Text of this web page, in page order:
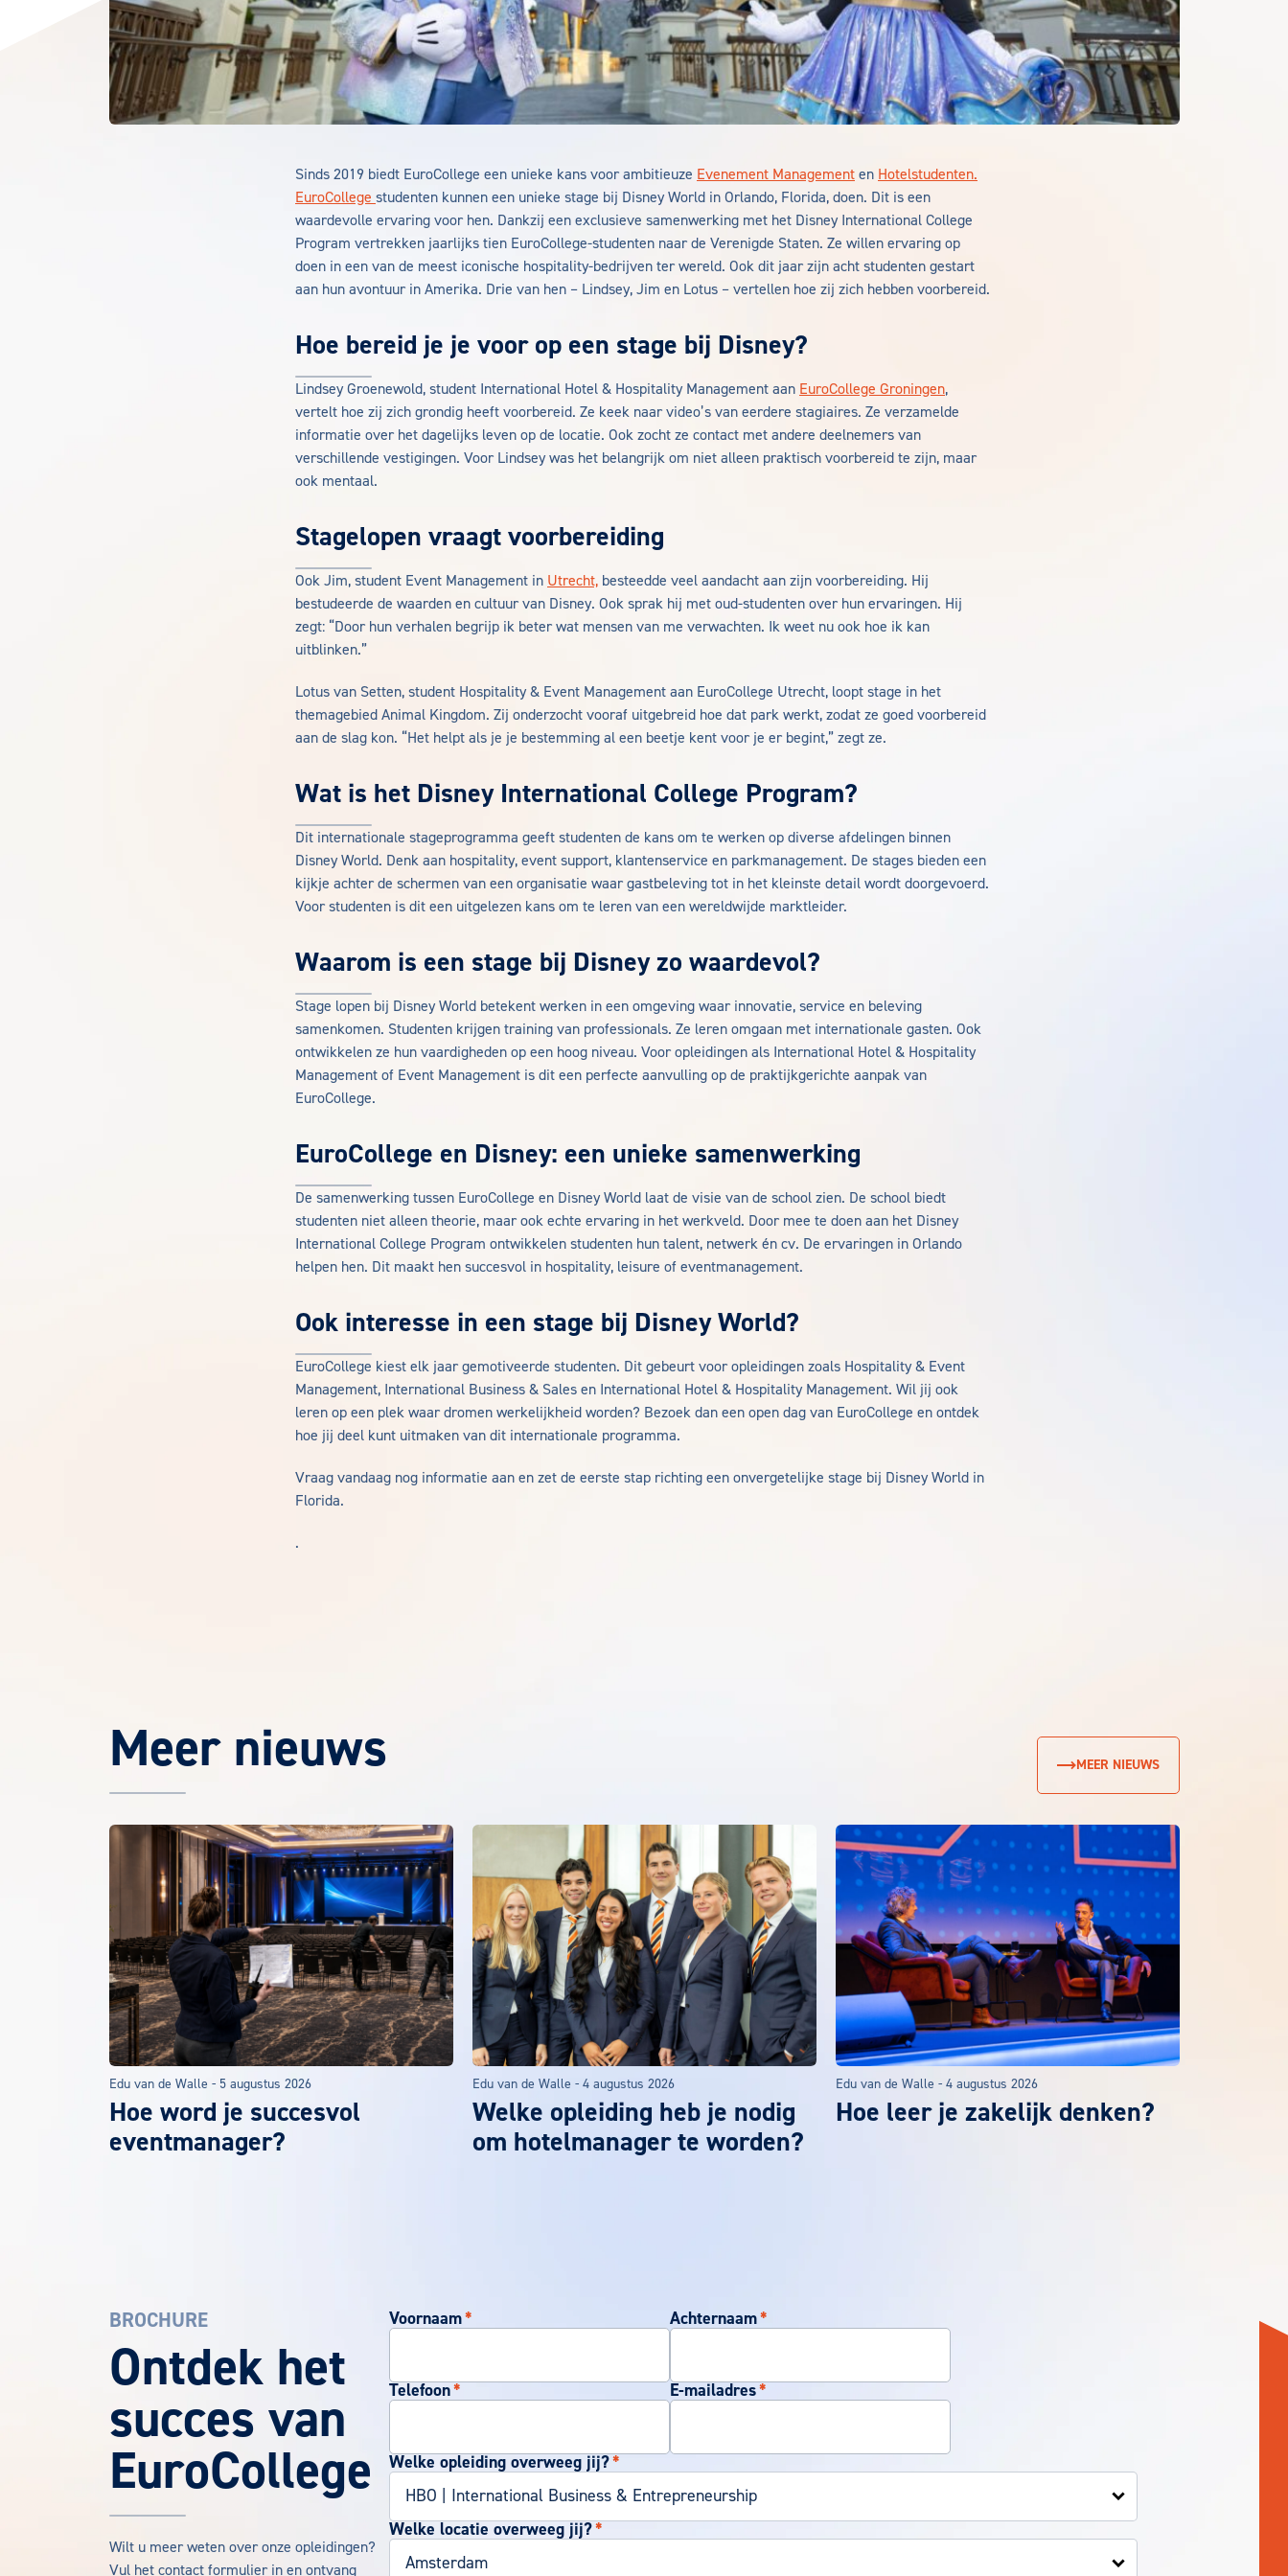
Sinds 2019 biedt EuroCollege een unieke kans voor ambitieuze Evenement Management en Hotelstudenten.
EuroCollege studenten kunnen een unieke stage bij Disney World in Orlando, Florida, doen. Dit is een
waardevolle ervaring voor hen. Dankzij een exclusieve samenwerking met het Disney International College
Program vertrekken jaarlijks tien EuroCollege-studenten naar de Verenigde Staten. Ze willen ervaring op
doen in een van de meest iconische hospitality-bedrijven ter wereld. Ook dit jaar zijn acht studenten gestart
aan hun avontuur in Amerika. Drie van hen – Lindsey, Jim en Lotus – vertellen hoe zij zich hebben voorbereid.
Hoe bereid je je voor op een stage bij Disney?
Lindsey Groenewold, student International Hotel & Hospitality Management aan EuroCollege Groningen,
vertelt hoe zij zich grondig heeft voorbereid. Ze keek naar video’s van eerdere stagiaires. Ze verzamelde
informatie over het dagelijks leven op de locatie. Ook zocht ze contact met andere deelnemers van
verschillende vestigingen. Voor Lindsey was het belangrijk om niet alleen praktisch voorbereid te zijn, maar
ook mentaal.
Stagelopen vraagt voorbereiding
Ook Jim, student Event Management in Utrecht, besteedde veel aandacht aan zijn voorbereiding. Hij
bestudeerde de waarden en cultuur van Disney. Ook sprak hij met oud-studenten over hun ervaringen. Hij
zegt: “Door hun verhalen begrijp ik beter wat mensen van me verwachten. Ik weet nu ook hoe ik kan
uitblinken.”
Lotus van Setten, student Hospitality & Event Management aan EuroCollege Utrecht, loopt stage in het
themagebied Animal Kingdom. Zij onderzocht vooraf uitgebreid hoe dat park werkt, zodat ze goed voorbereid
aan de slag kon. “Het helpt als je je bestemming al een beetje kent voor je er begint,” zegt ze.
Wat is het Disney International College Program?
Dit internationale stageprogramma geeft studenten de kans om te werken op diverse afdelingen binnen
Disney World. Denk aan hospitality, event support, klantenservice en parkmanagement. De stages bieden een
kijkje achter de schermen van een organisatie waar gastbeleving tot in het kleinste detail wordt doorgevoerd.
Voor studenten is dit een uitgelezen kans om te leren van een wereldwijde marktleider.
Waarom is een stage bij Disney zo waardevol?
Stage lopen bij Disney World betekent werken in een omgeving waar innovatie, service en beleving
samenkomen. Studenten krijgen training van professionals. Ze leren omgaan met internationale gasten. Ook
ontwikkelen ze hun vaardigheden op een hoog niveau. Voor opleidingen als International Hotel & Hospitality
Management of Event Management is dit een perfecte aanvulling op de praktijkgerichte aanpak van
EuroCollege.
EuroCollege en Disney: een unieke samenwerking
De samenwerking tussen EuroCollege en Disney World laat de visie van de school zien. De school biedt
studenten niet alleen theorie, maar ook echte ervaring in het werkveld. Door mee te doen aan het Disney
International College Program ontwikkelen studenten hun talent, netwerk én cv. De ervaringen in Orlando
helpen hen. Dit maakt hen succesvol in hospitality, leisure of eventmanagement.
Ook interesse in een stage bij Disney World?
EuroCollege kiest elk jaar gemotiveerde studenten. Dit gebeurt voor opleidingen zoals Hospitality & Event
Management, International Business & Sales en International Hotel & Hospitality Management. Wil jij ook
leren op een plek waar dromen werkelijkheid worden? Bezoek dan een open dag van EuroCollege en ontdek
hoe jij deel kunt uitmaken van dit internationale programma.
Vraag vandaag nog informatie aan en zet de eerste stap richting een onvergetelijke stage bij Disney World in
Florida.
.
Meer nieuws MEER NIEUWS
Edu van de Walle - 5 augustus 2026
Hoe word je succesvol
eventmanager?
Edu van de Walle - 4 augustus 2026
Welke opleiding heb je nodig
om hotelmanager te worden?
Edu van de Walle - 4 augustus 2026
Hoe leer je zakelijk denken?
EuroCollege Brochure aanvragen
BROCHURE
Ontdek het
succes van
EuroCollege
Wilt u meer weten over onze opleidingen?
Vul het contact formulier in en ontvang
Voornaam* Achternaam*
Telefoon* E-mailadres*
Welke opleiding overweeg jij?*
Welke locatie overweeg jij?*